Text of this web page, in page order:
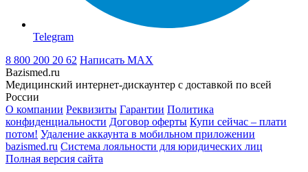
Telegram
8 800 200 20 62 Написать MAX
Bazismed.ru
Медицинский интернет-дискаунтер с доставкой по всей
России
О компании Реквизиты Гарантии Политика
конфиденциальности Договор оферты Купи сейчас – плати
потом! Удаление аккаунта в мобильном приложении
bazismed.ru Система лояльности для юридических лиц
Полная версия сайта